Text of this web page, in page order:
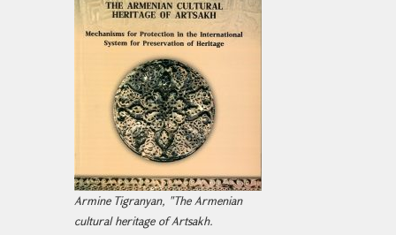
Armine Tigranyan, "The Armenian
cultural heritage of Artsakh.